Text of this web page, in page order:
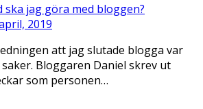
ska jag göra med bloggen?
2019
att jag slutade blogga var
Bloggaren Daniel skrev ut
som personen…